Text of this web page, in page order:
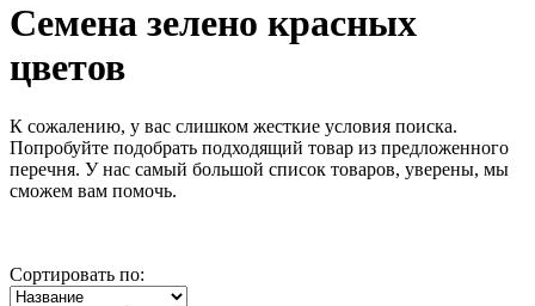
Семена зелено красных
цветов
К сожалению, у вас слишком жесткие условия поиска.
Попробуйте подобрать подходящий товар из предложенного
перечня. У нас самый большой список товаров, уверены, мы
сможем вам помочь.
Сортировать по: